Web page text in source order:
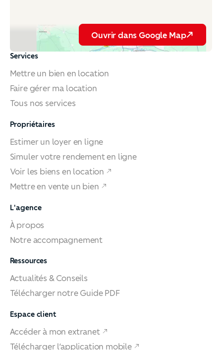
Ouvrir dans Google Map
Ouvrir dans Google Map
Services
Mettre un bien en location
Faire gérer ma location
Tous nos services
Propriétaires
Estimer un loyer en ligne
Simuler votre rendement en ligne
Voir les biens en location
Mettre en vente un bien
L'agence
À propos
Notre accompagnement
Ressources
Actualités & Conseils
Télécharger notre Guide PDF
Espace client
Accéder à mon extranet
Télécharger l’application mobile